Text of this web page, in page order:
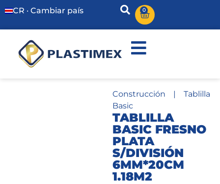
CR · Cambiar país 0
Construcción | Tablilla
Basic
TABLILLA
BASIC FRESNO
PLATA
S/DIVISIÓN
6MM*20CM
1.18M2